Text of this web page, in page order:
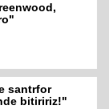
santrfor
bitiririz!"